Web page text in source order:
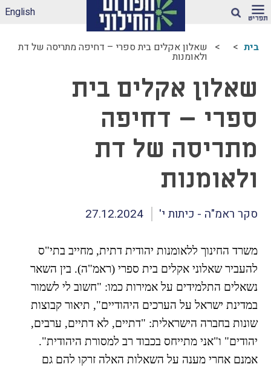
לאקלים חינוכי ראוי
ונטול הדתה
דיווחי הדתה: עדכונים
מהשטח
הדתה בספרי לימוד
עמותות דתיות בגנים
ובבתי-ספר הממלכתיים
– מה ניתן לעשות?
במקצוע תרבות
תכנית מדיתה
הדתה בצה"ל
התמודדות עם הדתה
מהי הדתה? ומהי
חילוניות?
כיצד למנוע הדתה?
זיהיתי הדתה, מה
עושים?
English
בית שאלון אקלים בית ספרי – דחיפה מתריסה של דת
ולאומנות
שאלון אקלים בית
ספרי – דחיפה
מתריסה של דת
ולאומנות
סקר ראמ"ה - כיתות י' 27.12.2024
משרד החינוך ללאומנות יהודית דתית, מחייב בתי"ס
להעביר שאלוני אקלים בית ספרי (ראמ"ה). בין השאר
נשאלים התלמידים על אמירות כמו: "חשוב לי לשמור
במדינת ישראל על הערכים היהודיים", תיאור קבוצות
שונות בחברה הישראלית: "דתיים, לא דתיים, ערבים,
יהודים" ו"אני מתייחס בכבוד רב למסורת היהודית".
אמנם אחרי מענה על השאלות האלה זרקו להם גם